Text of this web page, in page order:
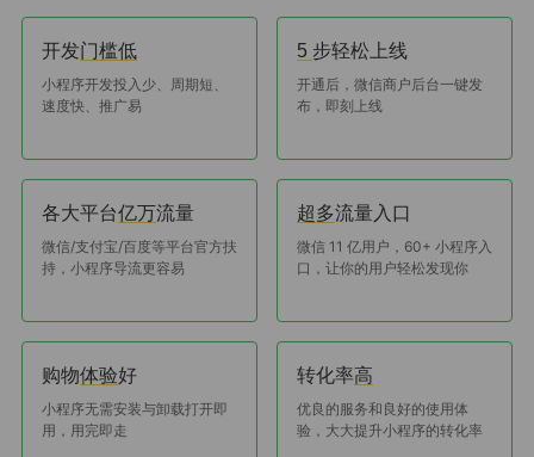
开发门槛低
小程序开发投入少、周期短、
速度快、推广易
各大平台亿万流量
微信/支付宝/百度等平台官方扶
持，小程序导流更容易
购物体验好
小程序无需安装与卸载打开即
用，用完即走
5 步轻松上线
开通后，微信商户后台一键发
布，即刻上线
超多流量入口
微信 11 亿用户，60+ 小程序入
口，让你的用户轻松发现你
转化率高
优良的服务和良好的使用体
验，大大提升小程序的转化率